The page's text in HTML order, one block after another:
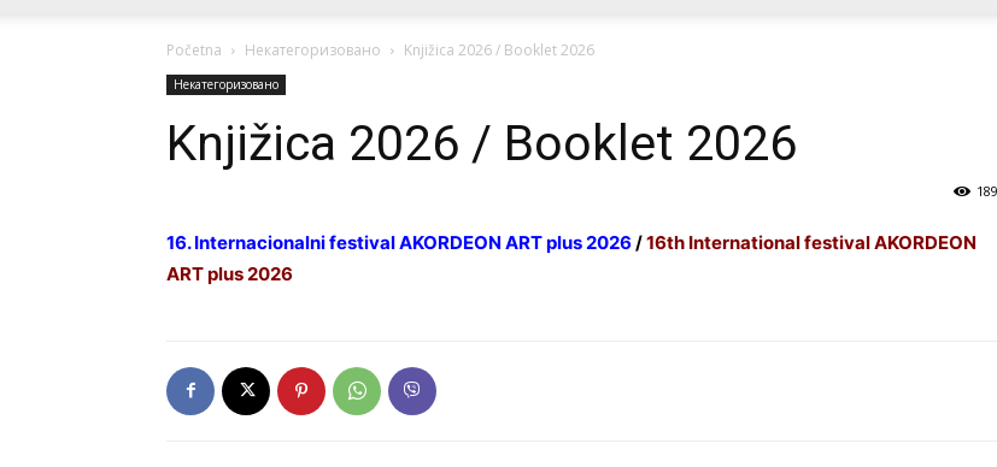
Početna Некатегоризовано Knjižica 2026 / Booklet 2026
Некатегоризовано
Knjižica 2026 / Booklet 2026
16. Internacionalni festival AKORDEON ART plus 2026 /16th International festival AKORDEON
ART plus 2026